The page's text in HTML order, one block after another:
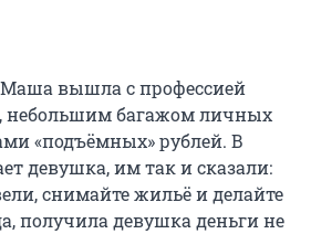
вышла с профессией
небольшим багажом личных
«подъёмных» рублей. В
девушка, им так и сказали:
снимайте жильё и делайте
получила девушка деньги не